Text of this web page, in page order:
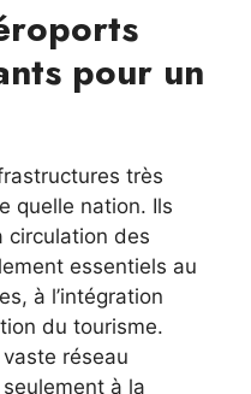
pour un
très
quelle nation. Ils
circulation des
essentiels au
à l’intégration
du tourisme.
réseau
à la